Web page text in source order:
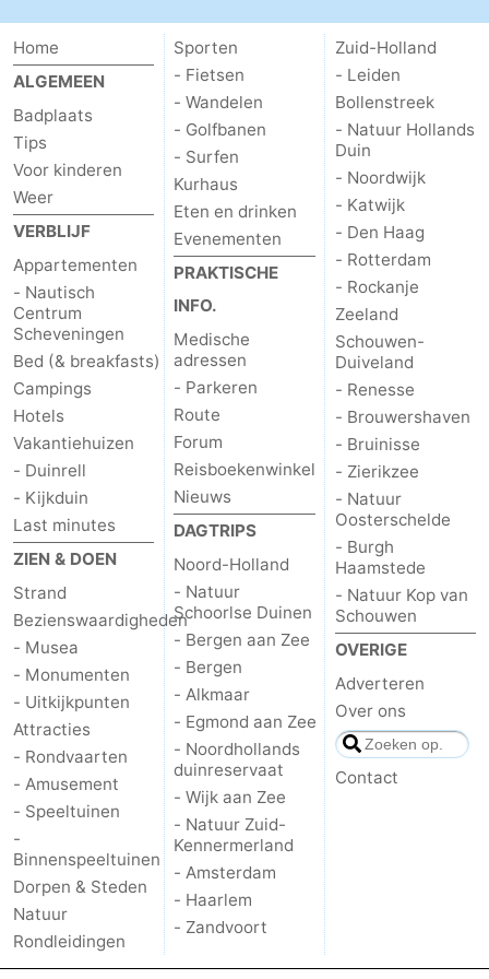
Wandelen
-
Golfbanen
Surfen
Eten
en
drinken
Evenementen
Praktisch
Forum
Route
-
Parkeren
Reisboekenwinkel
Nieuws
Medische
adressen
Regio
Noord-
Holland
-
Natuur
Schoorlse
Duinen
Bergen
aan
Zee
-
Bergen
-
Alkmaar
-
Egmond
-
Home
ALGEMEEN
Badplaats
Tips
Voor kinderen
Weer
VERBLIJF
Appartementen
- Nautisch
Centrum
Scheveningen
Bed (& breakfasts)
Campings
Hotels
Vakantiehuizen
- Duinrell
- Kijkduin
Last minutes
ZIEN & DOEN
Strand
Bezienswaardigheden
- Musea
- Monumenten
- Uitkijkpunten
Attracties
- Rondvaarten
- Amusement
- Speeltuinen
-
Binnenspeeltuinen
Dorpen & Steden
Natuur
Rondleidingen
Sporten
- Fietsen
- Wandelen
- Golfbanen
- Surfen
Kurhaus
Eten en drinken
Evenementen
PRAKTISCHE
INFO.
Medische
adressen
- Parkeren
Route
Forum
Reisboekenwinkel
Nieuws
DAGTRIPS
Noord-Holland
- Natuur
Schoorlse Duinen
- Bergen aan Zee
- Bergen
- Alkmaar
- Egmond aan Zee
- Noordhollands
duinreservaat
- Wijk aan Zee
- Natuur Zuid-
Kennermerland
- Amsterdam
- Haarlem
- Zandvoort
Zuid-Holland
- Leiden
Bollenstreek
- Natuur Hollands
Duin
- Noordwijk
- Katwijk
- Den Haag
- Rotterdam
- Rockanje
Zeeland
Schouwen-
Duiveland
- Renesse
- Brouwershaven
- Bruinisse
- Zierikzee
- Natuur
Oosterschelde
- Burgh
Haamstede
- Natuur Kop van
Schouwen
OVERIGE
Adverteren
Over ons
Contact